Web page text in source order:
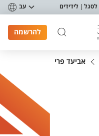
לסגל לידידים עב
להרשמה
אביעד פרי